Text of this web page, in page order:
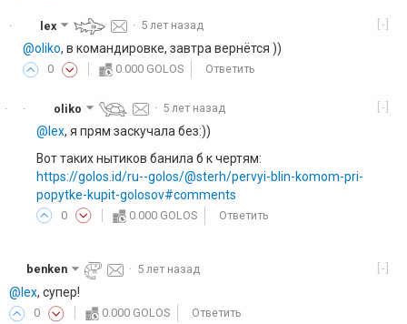
· [-]
lex · 5 лет назад
@oliko, в командировке, завтра вернётся ))
0 0.000 GOLOS Ответить
·
· [-]
oliko · 5 лет назад
@lex, я прям заскучала без:))
Вот таких нытиков банила б к чертям:
https://golos.id/ru--golos/@sterh/pervyi-blin-komom-pri-
popytke-kupit-golosov#comments
0 0.000 GOLOS Ответить
[-]
benken · 5 лет назад
@lex, супер!
0 0.000 GOLOS Ответить